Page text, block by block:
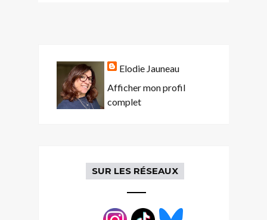
Elodie Jauneau
Afficher mon profil
complet
SUR LES RÉSEAUX